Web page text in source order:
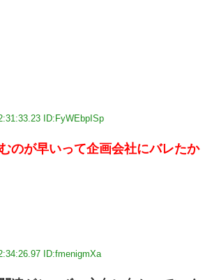
ID:FyWEbpISp
のが早いって企画会社にバレたか
ID:fmenigmXa